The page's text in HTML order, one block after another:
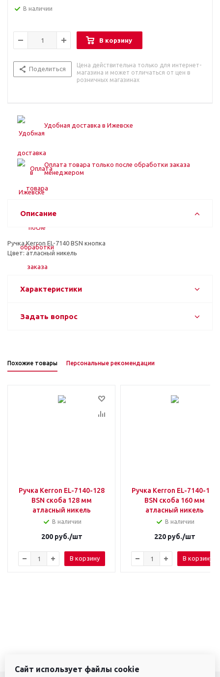
В наличии
В корзину
Поделиться
Цена действительна только для интернет-
магазина и может отличаться от цен в
розничных магазинах
Удобная доставка в Ижевске
Оплата товара только после обработки заказа
менеджером
Описание
Ручка Kerron EL-7140 BSN кнопка
Цвет: атласный никель
Характеристики
Задать вопрос
Похожие товары Персональные рекомендации
Ручка Kerron EL-7140-128
BSN скоба 128 мм
атласный никель
В наличии
200руб./шт
В корзину
Ручка Kerron EL-7140-160
BSN скоба 160 мм
атласный никель
В наличии
220руб./шт
В корзину
Сайт использует файлы cookie